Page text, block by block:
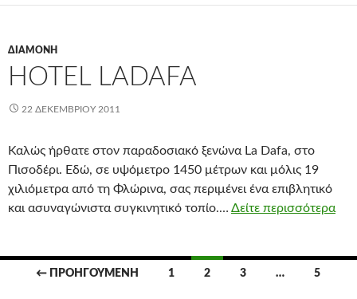
ΔΙΑΜΟΝΉ
HOTEL LADAFA
22 ΔΕΚΕΜΒΡΊΟΥ 2011
Καλώς ήρθατε στον παραδοσιακό ξενώνα La Dafa, στο
Πισοδέρι. Εδώ, σε υψόμετρο 1450 μέτρων και μόλις 19
χιλιόμετρα από τη Φλώρινα, σας περιμένει ένα επιβλητικό
και ασυναγώνιστα συγκινητικό τοπίο.… Δείτε περισσότερα
Πλοήγηση
← ΠΡΟΗΓΟΎΜΕΝΗ 1 2 3 … 5